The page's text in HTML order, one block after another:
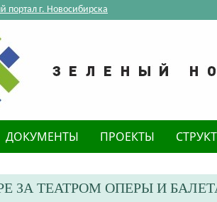
портал г. Новосибирска
ДОКУМЕНТЫ ПРОЕКТЫ
ЗА ТЕАТРОМ ОПЕРЫ И